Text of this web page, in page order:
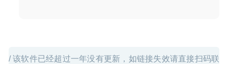
/ 该软件已经超过一年没有更新，如链接失效请直接扫码联